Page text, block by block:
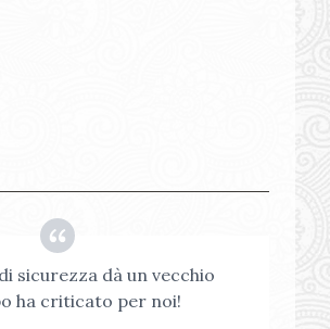
sicurezza dà un vecchio
ha criticato per noi!